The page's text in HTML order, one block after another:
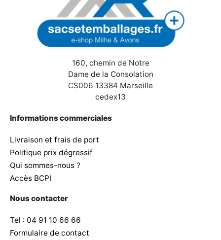
160, chemin de Notre
Dame de la Consolation
CS006 13384 Marseille
cedex13
Informations commerciales
Livraison et frais de port
Politique prix dégressif
Qui sommes-nous ?
Accès BCPI
Nous contacter
Tel : 04 91 10 66 66
Formulaire de contact